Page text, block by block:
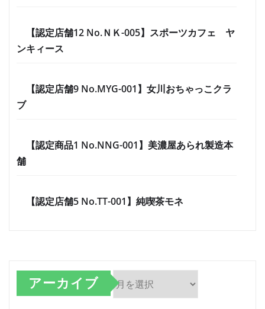
【認定店舗12 No.ＮＫ-005】スポーツカフェ ヤ
ンキィース
【認定店舗9 No.MYG-001】女川おちゃっこクラ
ブ
【認定商品1 No.NNG-001】美濃屋あられ製造本
舗
【認定店舗5 No.TT-001】純喫茶モネ
アーカイブ